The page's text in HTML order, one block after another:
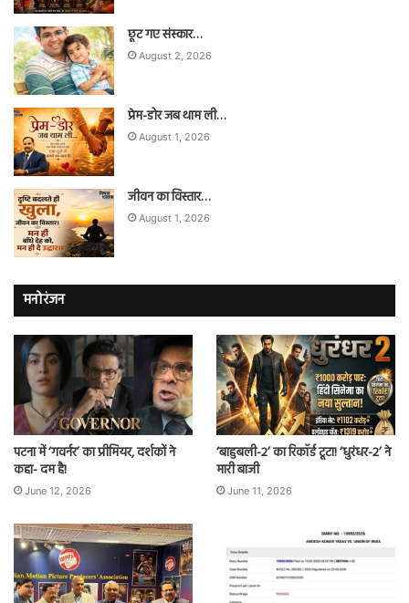
छूट गए संस्कार…
August 2, 2026
प्रेम-डोर जब थाम ली…
August 1, 2026
जीवन का विस्तार…
August 1, 2026
मनोरंजन
पटना में ‘गवर्नर’ का प्रीमियर, दर्शकों ने
कहा- दम है!
June 12, 2026
‘बाहुबली-2’ का रिकॉर्ड टूटा! ‘धुरंधर-2’ ने
मारी बाजी
June 11, 2026